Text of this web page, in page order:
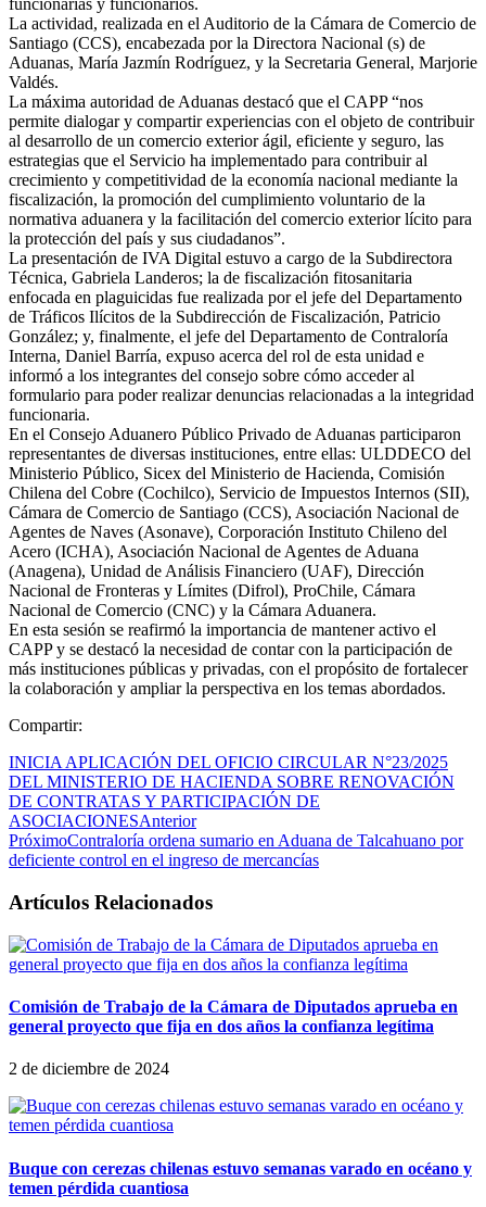
funcionarias y funcionarios.
La actividad, realizada en el Auditorio de la Cámara de Comercio de
Santiago (CCS), encabezada por la Directora Nacional (s) de
Aduanas, María Jazmín Rodríguez, y la Secretaria General, Marjorie
Valdés.
La máxima autoridad de Aduanas destacó que el CAPP “nos
permite dialogar y compartir experiencias con el objeto de contribuir
al desarrollo de un comercio exterior ágil, eficiente y seguro, las
estrategias que el Servicio ha implementado para contribuir al
crecimiento y competitividad de la economía nacional mediante la
fiscalización, la promoción del cumplimiento voluntario de la
normativa aduanera y la facilitación del comercio exterior lícito para
la protección del país y sus ciudadanos”.
La presentación de IVA Digital estuvo a cargo de la Subdirectora
Técnica, Gabriela Landeros; la de fiscalización fitosanitaria
enfocada en plaguicidas fue realizada por el jefe del Departamento
de Tráficos Ilícitos de la Subdirección de Fiscalización, Patricio
González; y, finalmente, el jefe del Departamento de Contraloría
Interna, Daniel Barría, expuso acerca del rol de esta unidad e
informó a los integrantes del consejo sobre cómo acceder al
formulario para poder realizar denuncias relacionadas a la integridad
funcionaria.
En el Consejo Aduanero Público Privado de Aduanas participaron
representantes de diversas instituciones, entre ellas: ULDDECO del
Ministerio Público, Sicex del Ministerio de Hacienda, Comisión
Chilena del Cobre (Cochilco), Servicio de Impuestos Internos (SII),
Cámara de Comercio de Santiago (CCS), Asociación Nacional de
Agentes de Naves (Asonave), Corporación Instituto Chileno del
Acero (ICHA), Asociación Nacional de Agentes de Aduana
(Anagena), Unidad de Análisis Financiero (UAF), Dirección
Nacional de Fronteras y Límites (Difrol), ProChile, Cámara
Nacional de Comercio (CNC) y la Cámara Aduanera.
En esta sesión se reafirmó la importancia de mantener activo el
CAPP y se destacó la necesidad de contar con la participación de
más instituciones públicas y privadas, con el propósito de fortalecer
la colaboración y ampliar la perspectiva en los temas abordados.
Compartir:
INICIA APLICACIÓN DEL OFICIO CIRCULAR N°23/2025
DEL MINISTERIO DE HACIENDA SOBRE RENOVACIÓN
DE CONTRATAS Y PARTICIPACIÓN DE
ASOCIACIONESAnterior
PróximoContraloría ordena sumario en Aduana de Talcahuano por
deficiente control en el ingreso de mercancías
Artículos Relacionados
Comisión de Trabajo de la Cámara de Diputados aprueba en
general proyecto que fija en dos años la confianza legítima
2 de diciembre de 2024
Buque con cerezas chilenas estuvo semanas varado en océano y
temen pérdida cuantiosa